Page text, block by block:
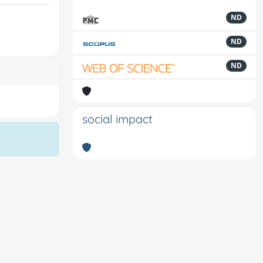
ND
ND
ND
social impact